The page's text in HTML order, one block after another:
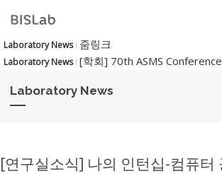
Laboratory News 줌링크
Laboratory News [학회] 70th ASMS Conference
Laboratory News